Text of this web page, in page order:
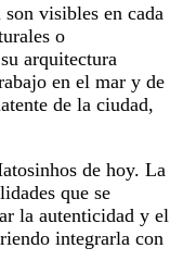
visibles en cada
o
arquitectura
en el mar y de
de la ciudad,
de hoy. La
que se
la autenticidad y el
integrarla con